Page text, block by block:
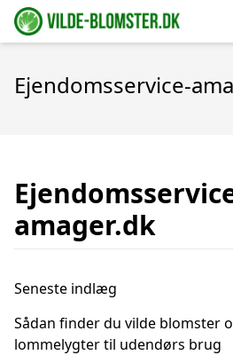
Ejendomsservice-
amager.dk
Seneste indlæg
Sådan finder du vilde blomster
lommelygter til udendørs brug